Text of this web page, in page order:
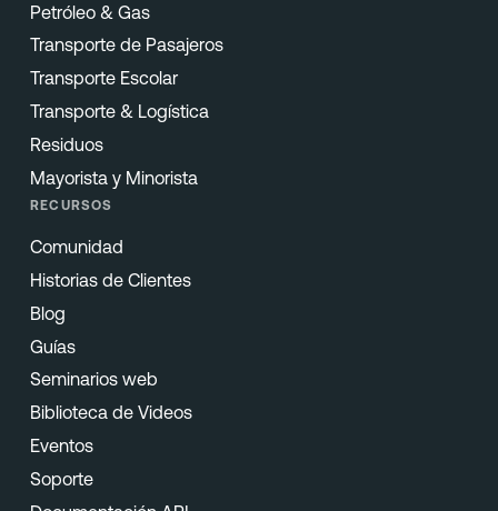
Petróleo & Gas
Transporte de Pasajeros
Transporte Escolar
Transporte & Logística
Residuos
Mayorista y Minorista
RECURSOS
Comunidad
Historias de Clientes
Blog
Guías
Seminarios web
Biblioteca de Videos
Eventos
Soporte